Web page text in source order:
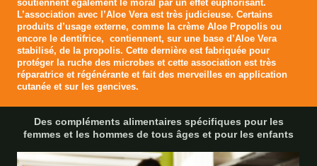
soutiennent également le moral par un effet euphorisant.
L’association avec l’Aloe Vera est très judicieuse. Certains
produits d’usage externe, comme la crème Aloe Propolis ou
encore le dentifrice, contiennent, sur une base d’Aloe Vera
stabilisé, de la propolis. Cette dernière est fabriquée pour
protéger la ruche des microbes et cette association est très
réparatrice et régénérante et fait des merveilles en application
cutanée et sur les gencives.
Des compléments alimentaires spécifiques pour les
femmes et les hommes de tous âges et pour les enfants